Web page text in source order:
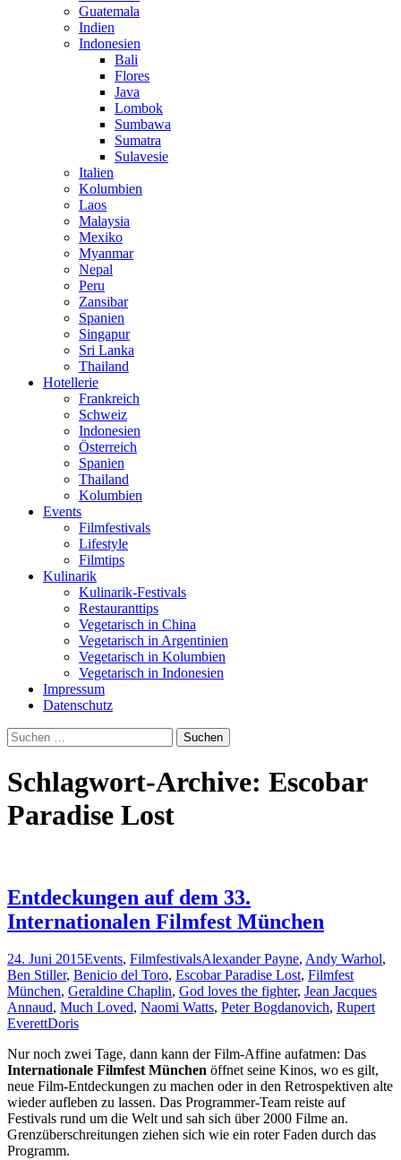
Guatemala
Indien
Indonesien
Bali
Flores
Java
Lombok
Sumbawa
Sumatra
Sulavesie
Italien
Kolumbien
Laos
Malaysia
Mexiko
Myanmar
Nepal
Peru
Zansibar
Spanien
Singapur
Sri Lanka
Thailand
Hotellerie
Frankreich
Schweiz
Indonesien
Österreich
Spanien
Thailand
Kolumbien
Events
Filmfestivals
Lifestyle
Filmtips
Kulinarik
Kulinarik-Festivals
Restauranttips
Vegetarisch in China
Vegetarisch in Argentinien
Vegetarisch in Kolumbien
Vegetarisch in Indonesien
Impressum
Datenschutz
Suchen
nach:
Schlagwort-Archive: Escobar
Paradise Lost
Entdeckungen auf dem 33.
Internationalen Filmfest München
24. Juni 2015Events, FilmfestivalsAlexander Payne, Andy Warhol,
Ben Stiller, Benicio del Toro, Escobar Paradise Lost, Filmfest
München, Geraldine Chaplin, God loves the fighter, Jean Jacques
Annaud, Much Loved, Naomi Watts, Peter Bogdanovich, Rupert
EverettDoris
Nur noch zwei Tage, dann kann der Film-Affine aufatmen: Das
Internationale Filmfest München öffnet seine Kinos, wo es gilt,
neue Film-Entdeckungen zu machen oder in den Retrospektiven alte
wieder aufleben zu lassen. Das Programmer-Team reiste auf
Festivals rund um die Welt und sah sich über 2000 Filme an.
Grenzüberschreitungen ziehen sich wie ein roter Faden durch das
Programm.